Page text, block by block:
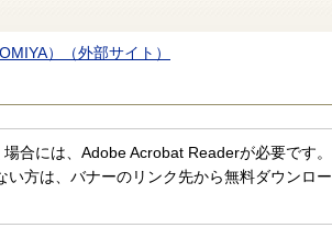
）（外部サイト）
合には、Adobe Acrobat Readerが必要です。
方は、バナーのリンク先から無料ダウンロー